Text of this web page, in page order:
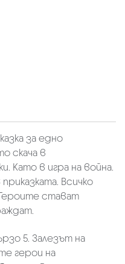
за едно
скача в
Като в игра на война.
Всичко
стават
5. Залезът на
герои на